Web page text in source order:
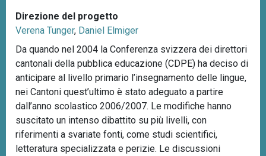
Direzione del progetto
Verena Tunger, Daniel Elmiger
Da quando nel 2004 la Conferenza svizzera dei direttori
cantonali della pubblica educazione (CDPE) ha deciso di
anticipare al livello primario l’insegnamento delle lingue,
nei Cantoni quest’ultimo è stato adeguato a partire
dall’anno scolastico 2006/2007. Le modifiche hanno
suscitato un intenso dibattito su più livelli, con
riferimenti a svariate fonti, come studi scientifici,
letteratura specializzata e perizie. Le discussioni